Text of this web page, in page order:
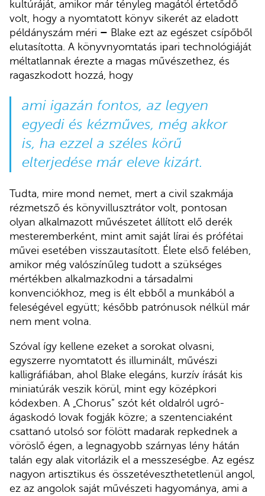
kultúráját, amikor már tényleg magától értetődő
volt, hogy a nyomtatott könyv sikerét az eladott
példányszám méri – Blake ezt az egészet csípőből
elutasította. A könyvnyomtatás ipari technológiáját
méltatlannak érezte a magas művészethez, és
ragaszkodott hozzá, hogy
ami igazán fontos, az legyen
egyedi és kézműves, még akkor
is, ha ezzel a széles körű
elterjedése már eleve kizárt.
Tudta, mire mond nemet, mert a civil szakmája
rézmetsző és könyvillusztrátor volt, pontosan
olyan alkalmazott művészetet állított elő derék
mesteremberként, mint amit saját lírai és prófétai
művei esetében visszautasított. Élete első felében,
amikor még valószínűleg tudott a szükséges
mértékben alkalmazkodni a társadalmi
konvenciókhoz, meg is élt ebből a munkából a
feleségével együtt; később patrónusok nélkül már
nem ment volna.
Szóval így kellene ezeket a sorokat olvasni,
egyszerre nyomtatott és illuminált, művészi
kalligráfiában, ahol Blake elegáns, kurzív írását kis
miniatúrák veszik körül, mint egy középkori
kódexben. A „Chorus” szót két oldalról ugró-
ágaskodó lovak fogják közre; a szentenciaként
csattanó utolsó sor fölött madarak repkednek a
vöröslő égen, a legnagyobb szárnyas lény hátán
talán egy alak vitorlázik el a messzeségbe. Az egész
nagyon artisztikus és összetéveszthetetlenül angol,
ez az angolok saját művészeti hagyománya, ami a